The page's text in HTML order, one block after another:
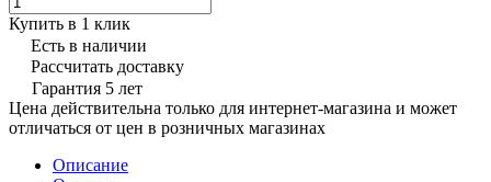
Купить в 1 клик
Есть в наличии
Рассчитать доставку
Гарантия 5 лет
Цена действительна только для интернет-магазина и может
отличаться от цен в розничных магазинах
Описание